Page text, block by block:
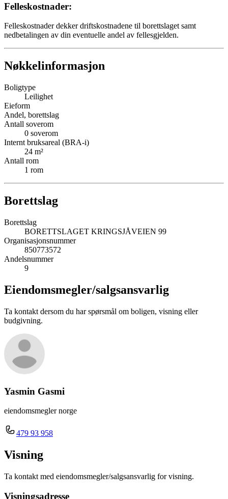
Felleskostnader:
Felleskostnader dekker driftskostnadene til borettslaget samt
nedbetalingen av din eventuelle andel av fellesgjelden.
Nøkkelinformasjon
Boligtype
Leilighet
Eieform
Andel, borettslag
Antall soverom
0 soverom
Internt bruksareal (BRA-i)
24 m²
Antall rom
1 rom
Borettslag
Borettslag
BORETTSLAGET KRINGSJÅVEIEN 99
Organisasjonsnummer
850773572
Andelsnummer
9
Eiendomsmegler/salgsansvarlig
Ta kontakt dersom du har spørsmål om boligen, visning eller
budgivning.
Yasmin Gasmi
eiendomsmegler norge
479 93 958
Visning
Ta kontakt med eiendomsmegler/salgsansvarlig for visning.
Visningsadresse